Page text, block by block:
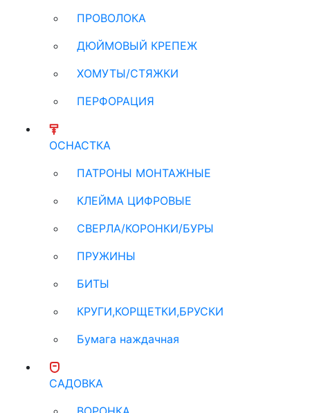
ПРОВОЛОКА
ДЮЙМОВЫЙ КРЕПЕЖ
ХОМУТЫ/СТЯЖКИ
ПЕРФОРАЦИЯ
ОСНАСТКА
ПАТРОНЫ МОНТАЖНЫЕ
КЛЕЙМА ЦИФРОВЫЕ
СВЕРЛА/КОРОНКИ/БУРЫ
ПРУЖИНЫ
БИТЫ
КРУГИ,КОРЩЕТКИ,БРУСКИ
Бумага наждачная
САДОВКА